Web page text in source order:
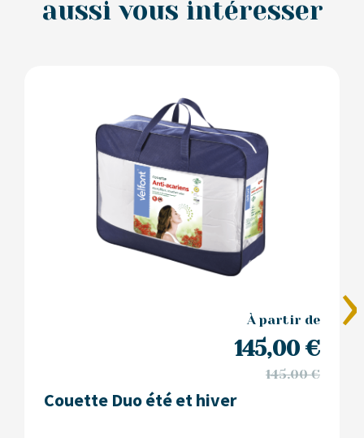
aussi vous intéresser
À partir de
145,00 €
145.00 €
Couette Duo été et hiver
›